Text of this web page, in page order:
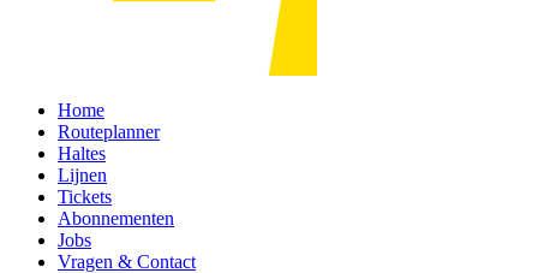
Home
Routeplanner
Haltes
Lijnen
Tickets
Abonnementen
Jobs
Vragen & Contact